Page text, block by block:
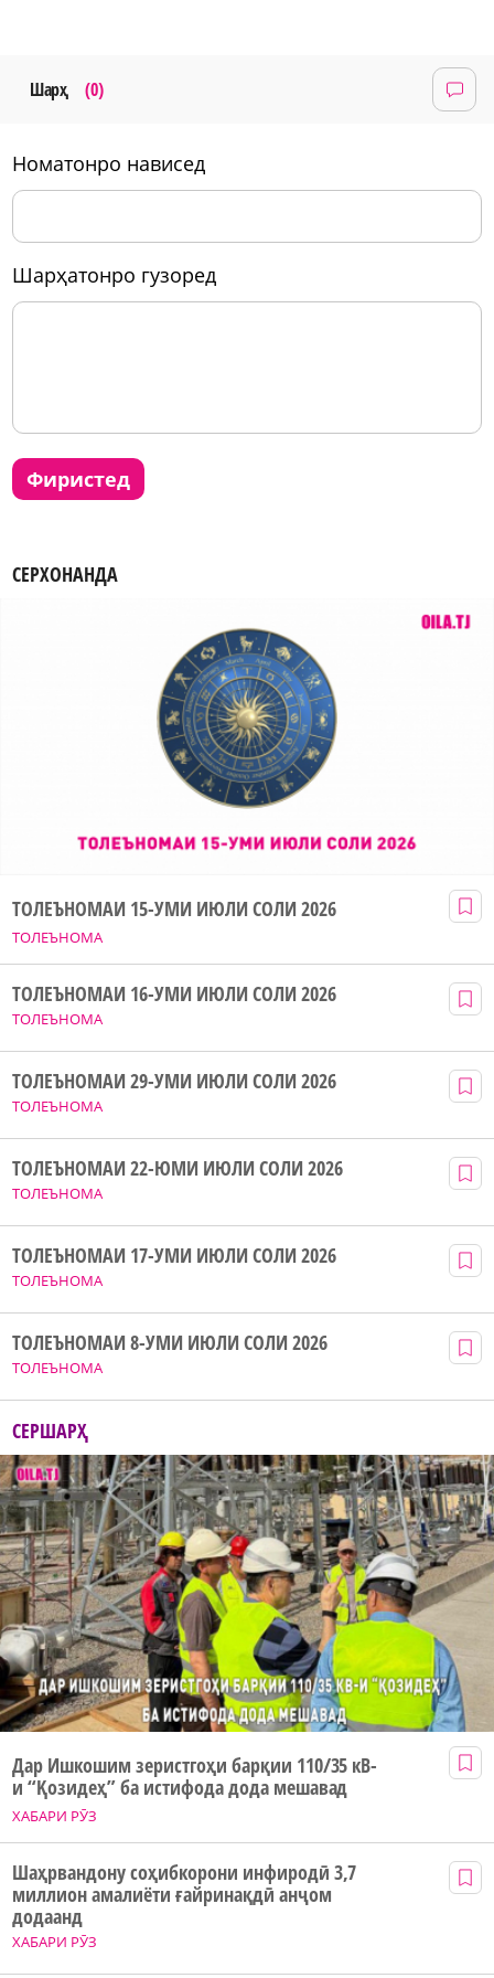
Шарҳ (0)
номатонро нависед
шарҳатонро гузоред
фиристед
СЕРХОНАНДА
ТОЛЕЪНОМА
ТОЛЕЪНОМАИ 15-УМИ ИЮЛИ СОЛИ 2026
ТОЛЕЪНОМА
ТОЛЕЪНОМАИ 16-УМИ ИЮЛИ СОЛИ 2026
ТОЛЕЪНОМА
ТОЛЕЪНОМАИ 29-УМИ ИЮЛИ СОЛИ 2026
ТОЛЕЪНОМА
ТОЛЕЪНОМАИ 22-ЮМИ ИЮЛИ СОЛИ 2026
ТОЛЕЪНОМА
ТОЛЕЪНОМАИ 17-УМИ ИЮЛИ СОЛИ 2026
ТОЛЕЪНОМА
ТОЛЕЪНОМАИ 8-УМИ ИЮЛИ СОЛИ 2026
СЕРШАРҲ
ХАБАРИ РӮЗ
Дар Ишкошим зеристгоҳи барқии 110/35 кВ-
и “Қозидеҳ” ба истифода дода мешавад
ХАБАРИ РӮЗ
Шаҳрвандону соҳибкорони инфиродӣ 3,7
миллион амалиёти ғайринақдӣ анҷом
додаанд